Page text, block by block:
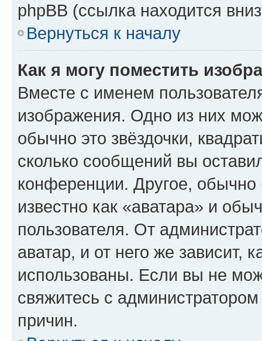
phpBB (ссылка находится
Вернуться к началу
Как я могу поместить
Вместе с именем
изображения. Одно из них
обычно это звёздочки,
сколько сообщений вы
конференции. Другое,
известно как «аватара» и
пользователя. От
аватар, и от него же зависит,
использованы. Если вы не
свяжитесь с
причин.